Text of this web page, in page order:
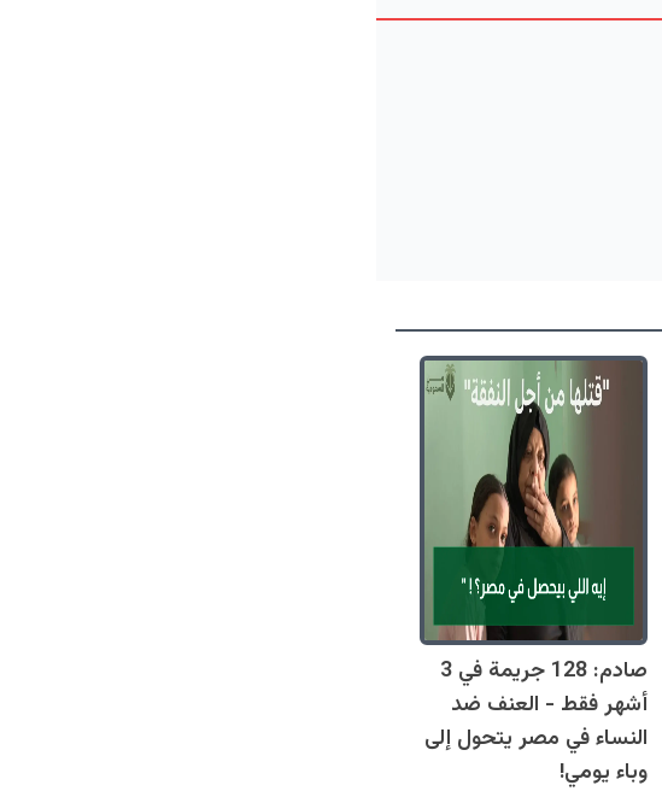
صادم: 128 جريمة في 3
أشهر فقط - العنف ضد
النساء في مصر يتحول إلى
وباء يومي!